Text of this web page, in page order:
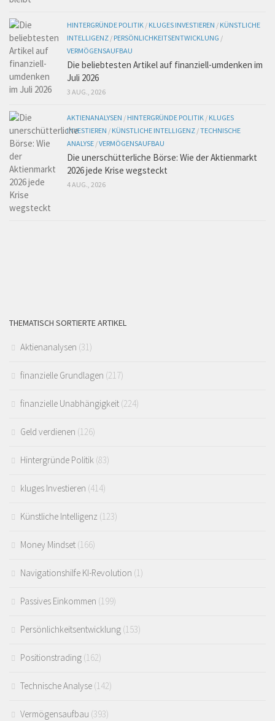
HINTERGRÜNDE POLITIK / KLUGES INVESTIEREN / KÜNSTLICHE
INTELLIGENZ / PERSÖNLICHKEITSENTWICKLUNG /
VERMÖGENSAUFBAU
Die beliebtesten Artikel auf finanziell-umdenken im
Juli 2026
3 AUG., 2026
AKTIENANALYSEN / HINTERGRÜNDE POLITIK / KLUGES
INVESTIEREN / KÜNSTLICHE INTELLIGENZ /TECHNISCHE
ANALYSE /VERMÖGENSAUFBAU
Die unerschütterliche Börse: Wie der Aktienmarkt
2026 jede Krise wegsteckt
4 AUG., 2026
THEMATISCH SORTIERTE ARTIKEL
Aktienanalysen (31)
finanzielle Grundlagen (217)
finanzielle Unabhängigkeit (224)
Geld verdienen (126)
Hintergründe Politik (83)
kluges Investieren (414)
Künstliche Intelligenz (123)
Money Mindset (166)
Navigationshilfe KI-Revolution (1)
Passives Einkommen (199)
Persönlichkeitsentwicklung (153)
Positionstrading (162)
Technische Analyse (142)
Vermögensaufbau (393)